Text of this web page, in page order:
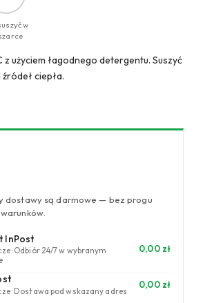
w
z użyciem łagodnego detergentu. Suszyć
ciepła.
dostawy są darmowe — bez progu
InPost
· Odbiór 24/7 w wybranym
0,00 zł
· Dostawa pod wskazany adres
0,00 zł